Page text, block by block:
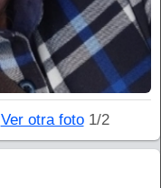
Ver otra foto1/2